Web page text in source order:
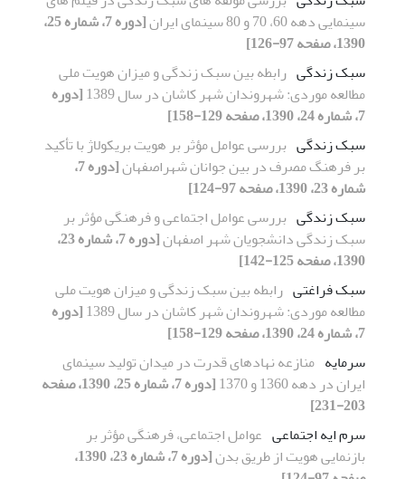
سینمایی دهه 60، 70 و 80 سینمای ایران
[دوره 7، شماره 25،
1390، صفحه 97-126]
سبک زندگی رابطه بین سبک زندگی و میزان هویت ملی
مطالعه موردی: شهروندان شهر کاشان در سال 1389
[دوره
7، شماره 24، 1390، صفحه 129-158]
سبک زندگی بررسی عوامل مؤثر بر هویت بریکولاژ با تأکید
بر فرهنگ مصرف در بین جوانان شهراصفهان
[دوره 7،
شماره 23، 1390، صفحه 97-124]
سبک زندگی بررسی عوامل اجتماعی و فرهنگی مؤثر بر
سبک زندگی دانشجویان شهر اصفهان
[دوره 7، شماره 23،
1390، صفحه 125-142]
سبک فراغتی رابطه بین سبک زندگی و میزان هویت ملی
مطالعه موردی: شهروندان شهر کاشان در سال 1389
[دوره
7، شماره 24، 1390، صفحه 129-158]
سرمایه منازعه نهادهای قدرت در میدان تولید سینمای
ایران در دهه 1360 و 1370
[دوره 7، شماره 25، 1390، صفحه
203-231]
سرم ایه اجتماعی عوامل اجتماعی، فرهنگی مؤثر بر
بازنمایی هویت از طریق بدن
[دوره 7، شماره 23، 1390،